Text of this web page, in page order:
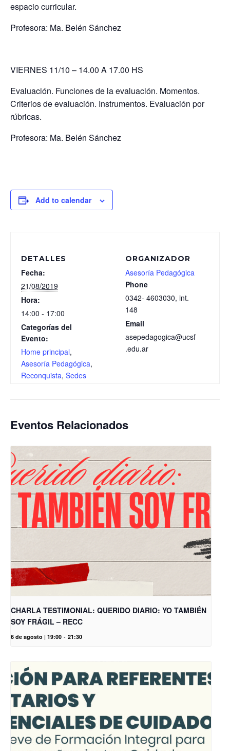
espacio curricular.
Profesora: Ma. Belén Sánchez
VIERNES 11/10 – 14.00 A 17.00 HS
Evaluación. Funciones de la evaluación. Momentos.
Criterios de evaluación. Instrumentos. Evaluación por
rúbricas.
Profesora: Ma. Belén Sánchez
Add to calendar
DETALLES
Fecha:
21/08/2019
Hora:
14:00 - 17:00
Categorías del
Evento:
Home principal,
Asesoría Pedagógica,
Reconquista, Sedes
ORGANIZADOR
Asesoría Pedagógica
Phone
0342- 4603030, int.
148
Email
asepedagogica@ucsf
.edu.ar
Eventos Relacionados
CHARLA TESTIMONIAL: QUERIDO DIARIO: YO TAMBIÉN
SOY FRÁGIL – RECC
6 de agosto | 19:00 - 21:30